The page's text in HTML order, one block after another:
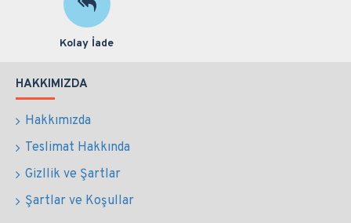
Kolay İade
HAKKIMIZDA
Hakkımızda
Teslimat Hakkında
Gizllik ve Şartlar
Şartlar ve Koşullar